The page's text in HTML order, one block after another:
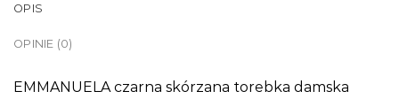
OPIS
OPINIE (0)
EMMANUELA czarna skórzana torebka damska